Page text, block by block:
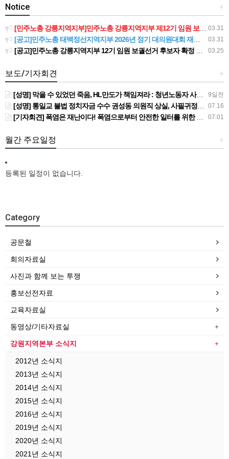
+
Notice
03.31
[민주노총 강릉지역지부]민주노총 강릉지역지부 제12기 임원 보궐선거결과 공고
03.31
[공고]민주노총 태백정선지역지부 2026년 정기 대의원대회 재소집 건
03.25
[공고]민주노총 강릉지역지부 12기 임원 보궐선거 후보자 확정 공고
+
보도/기자회견
9일전
[성명] 막을 수 있었던 죽음, HL만도가 책임져라 : 청년노동자 사망사고의 철저한 진상규명과 재발방지 대책 마련하라
07.16
[성명] 통일교 불법 정치자금 수수 권성동 의원직 상실, 사필귀정이다
07.01
[기자회견] 폭염은 재난이다! 폭염으로부터 안전한 일터를 위한 민주노총 강원지역본부 폭염감시단 선포 기자회견
+
월간 주요일정
등록된 일정이 없습니다.
Category
공문철
회의자료실
사진과 함께 보는 투쟁
홍보선전자료
교육자료실
동영상/기타자료실
강원지역본부 소식지
2012년 소식지
2013년 소식지
2014년 소식지
2015년 소식지
2016년 소식지
2019년 소식지
2020년 소식지
2021년 소식지